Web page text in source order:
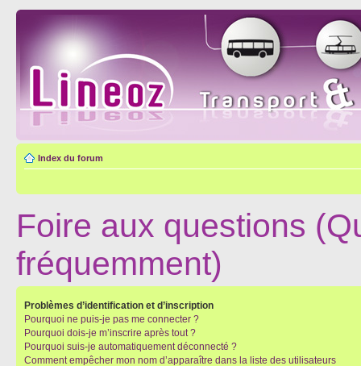
Index du forum
Foire aux questions
fréquemment)
Problèmes d’identification et d’inscription
Pourquoi ne puis-je pas me connecter ?
Pourquoi dois-je m’inscrire après tout ?
Pourquoi suis-je automatiquement déconnecté ?
Comment empêcher mon nom d’apparaître dans la liste des utilisateurs